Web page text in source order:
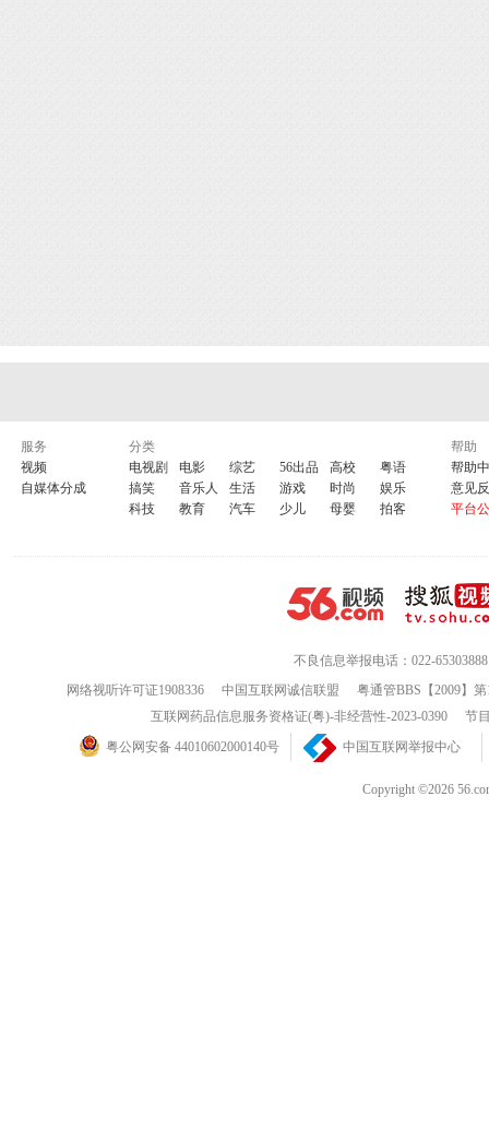
服务
视频
自媒体分成
分类
电视剧
电影 综艺 56出品 高校
粤语
搞笑
音乐人 生活 游戏 时尚
娱乐
科技
教育 汽车 少儿 母婴 拍客
帮助
帮助
意见
平台
不良信息举报电话：022-65303888
网络视听许可证1908336
中国互联网诚信联盟
粤通管BBS【2009】
互联网药品信息服务资格证(粤)-非经营性-2023-0390
节
粤公网安备 44010602000140号
中国互联网举报中心
Copyright ©2026